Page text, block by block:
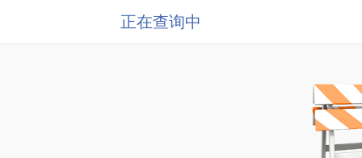
正在查询中